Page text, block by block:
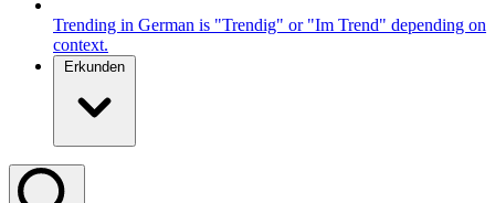
Trending in German is "Trendig" or "Im Trend" depending on
context.
Erkunden